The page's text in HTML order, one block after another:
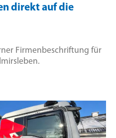
direkt auf die
Firmenbeschriftung für